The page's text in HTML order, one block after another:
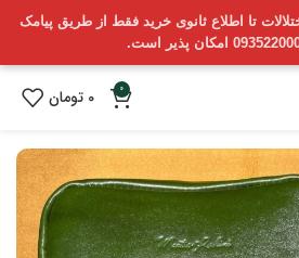
تا اطلاع ثانوی خرید فقط از طریق پیامک
0
0 تومان